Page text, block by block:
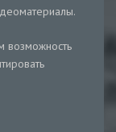
возможность